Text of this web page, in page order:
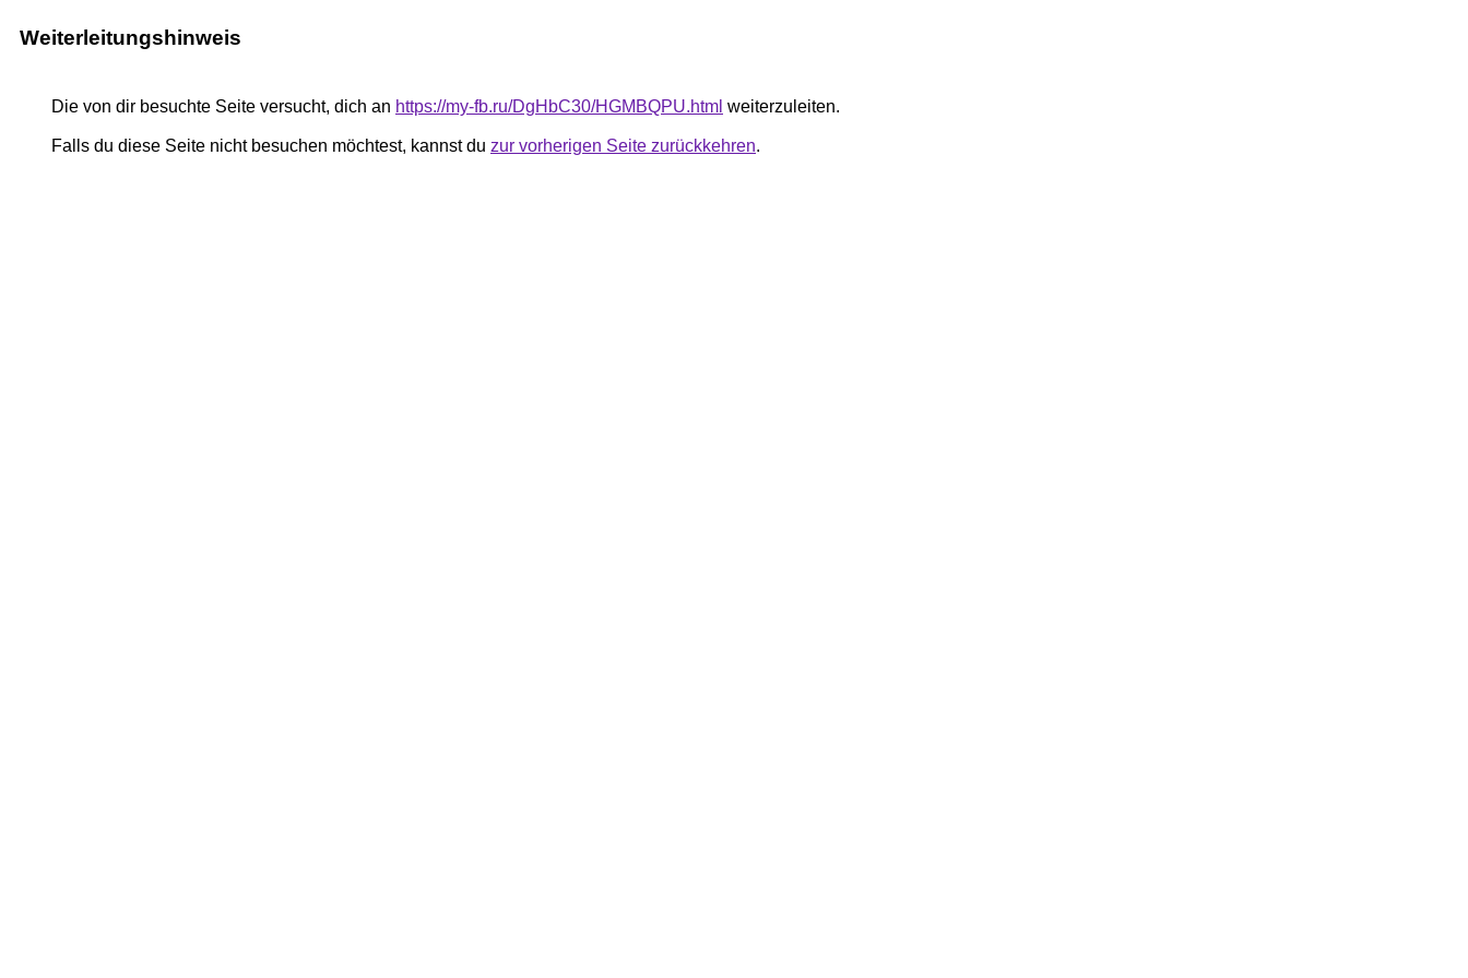
Weiterleitungshinweis
Die von dir besuchte Seite versucht, dich an https://my-fb.ru/DgHbC30/HGMBQPU.html weiterzuleiten.
Falls du diese Seite nicht besuchen möchtest, kannst du zur vorherigen Seite zurückkehren.